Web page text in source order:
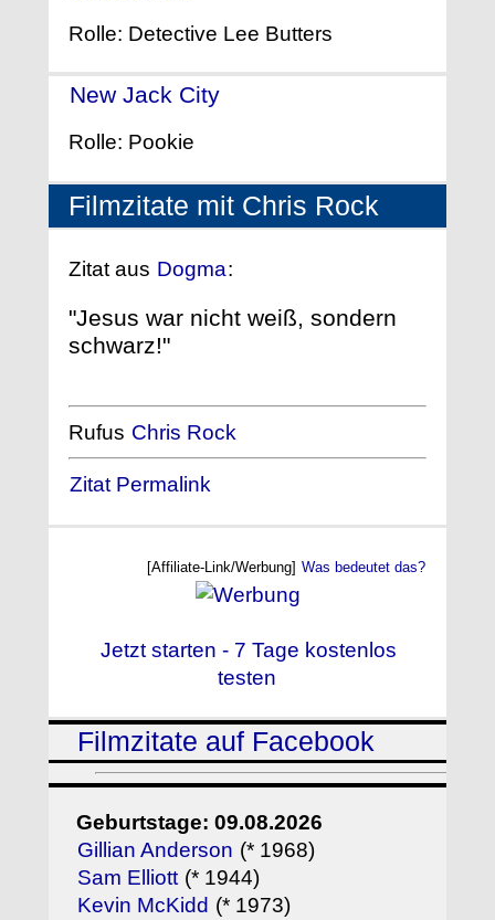
Rolle: Detective Lee Butters
New Jack City
Rolle: Pookie
Filmzitate mit Chris Rock
Zitat aus Dogma:
"Jesus war nicht weiß, sondern
schwarz!"
Rufus Chris Rock
Zitat Permalink
[Affiliate-Link/Werbung] Was bedeutet das?
Jetzt starten - 7 Tage kostenlos
testen
Filmzitate auf Facebook
Geburtstage: 09.08.2026
Gillian Anderson (* 1968)
Sam Elliott (* 1944)
Kevin McKidd (* 1973)